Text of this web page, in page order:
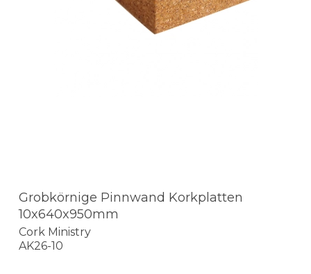
Grobkörnige Pinnwand Korkplatten
10x640x950mm
Cork Ministry
AK26-10